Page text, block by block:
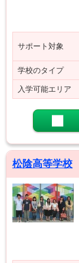
サポート対象
学校のタイプ
入学可能エリア
松陰高等学校